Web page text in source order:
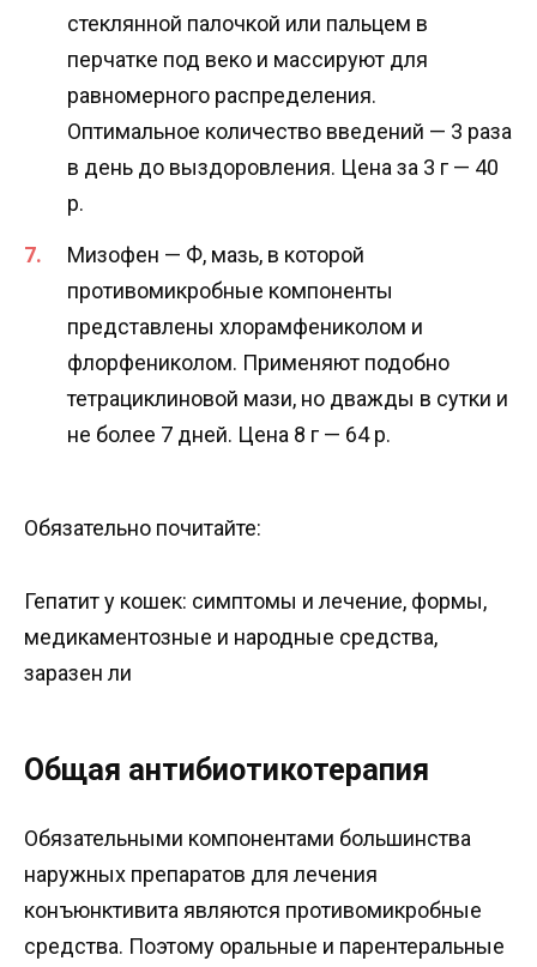
стеклянной палочкой или пальцем в
перчатке под веко и массируют для
равномерного распределения.
Оптимальное количество введений — 3 раза
в день до выздоровления. Цена за 3 г — 40
р.
Мизофен — Ф, мазь, в которой
противомикробные компоненты
представлены хлорамфениколом и
флорфениколом. Применяют подобно
тетрациклиновой мази, но дважды в сутки и
не более 7 дней. Цена 8 г — 64 р.
Обязательно почитайте:
Гепатит у кошек: симптомы и лечение, формы,
медикаментозные и народные средства,
заразен ли
Общая антибиотикотерапия
Обязательными компонентами большинства
наружных препаратов для лечения
конъюнктивита являются противомикробные
средства. Поэтому оральные и парентеральные